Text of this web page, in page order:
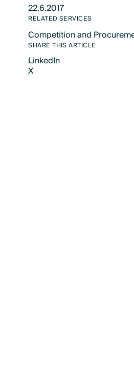
22.6.2017
RELATED SERVICES
Competition and
Text Link
SHARE THIS ARTICLE
LinkedIn
LinkedIn
X